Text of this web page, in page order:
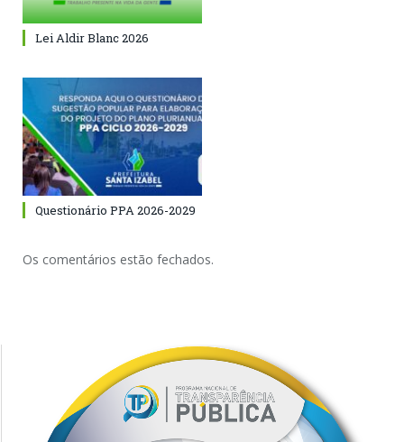
Lei Aldir Blanc 2026
Questionário PPA 2026-2029
Os comentários estão fechados.